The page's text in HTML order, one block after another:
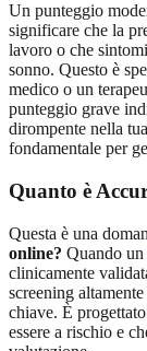
Un punteggio
significare che la
lavoro o che
sonno. Questo è
medico o un
punteggio grave
dirompente nella
fondamentale per
Quanto è
Questa è una
online? Quando un
clinicamente
screening
chiave. È
essere a rischio e